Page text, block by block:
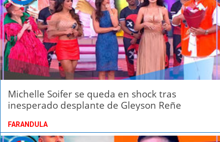
Michelle Soifer se queda en shock tras
inesperado desplante de Gleyson Reñe
FARANDULA